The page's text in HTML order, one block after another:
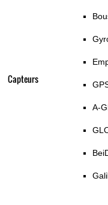
Capteurs
A-